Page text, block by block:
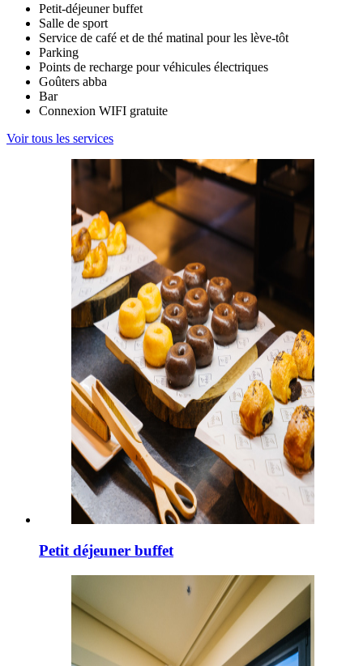
Petit-déjeuner buffet
Salle de sport
Service de café et de thé matinal pour les lève-tôt
Parking
Points de recharge pour véhicules électriques
Goûters abba
Bar
Connexion WIFI gratuite
Voir tous les services
Petit déjeuner buffet